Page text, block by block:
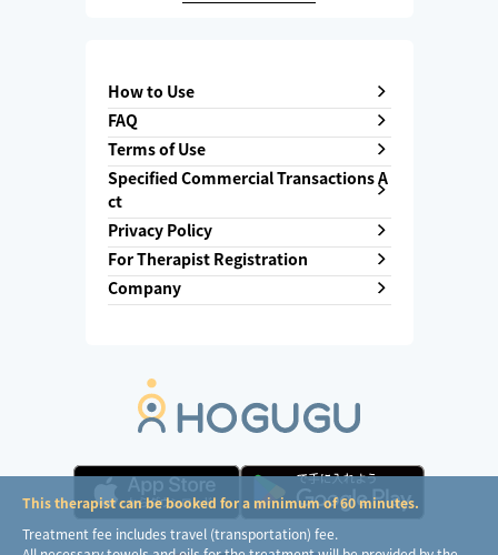
This therapist can be booked for a minimum of 60 minutes.
Treatment fee includes travel (transportation) fee.
How to Use
FAQ
Terms of Use
Specified Commercial Transactions A
ct
Privacy Policy
For Therapist Registration
Company